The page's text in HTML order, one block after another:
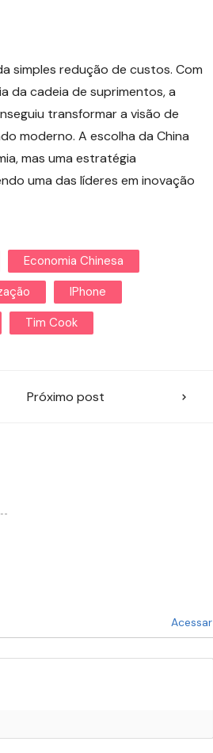
simples redução de custos. Com
da cadeia de suprimentos, a
transformar a visão de
moderno. A escolha da China
mas uma estratégia
uma das líderes em inovação
Economia Chinesa
IPhone
Tim Cook
Próximo post
Acessar